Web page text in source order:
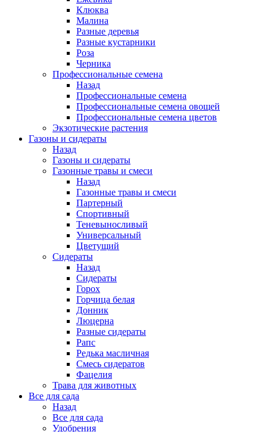
Клюква
Малина
Разные деревья
Разные кустарники
Роза
Черника
Профессиональные семена
Назад
Профессиональные семена
Профессиональные семена овощей
Профессиональные семена цветов
Экзотические растения
Газоны и сидераты
Назад
Газоны и сидераты
Газонные травы и смеси
Назад
Газонные травы и смеси
Партерный
Спортивный
Теневыносливый
Универсальный
Цветущий
Сидераты
Назад
Сидераты
Горох
Горчица белая
Донник
Люцерна
Разные сидераты
Рапс
Редька масличная
Смесь сидератов
Фацелия
Трава для животных
Все для сада
Назад
Все для сада
Удобрения